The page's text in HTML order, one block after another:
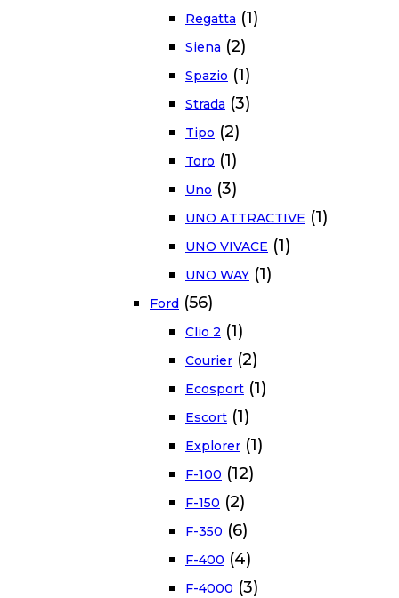
Regatta (1)
Siena (2)
Spazio (1)
Strada (3)
Tipo (2)
Toro (1)
Uno (3)
UNO ATTRACTIVE (1)
UNO VIVACE (1)
UNO WAY (1)
Ford (56)
Clio 2 (1)
Courier (2)
Ecosport (1)
Escort (1)
Explorer (1)
F-100 (12)
F-150 (2)
F-350 (6)
F-400 (4)
F-4000 (3)